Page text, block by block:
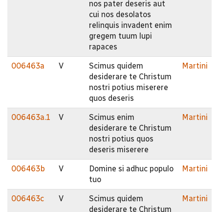
nos pater deseris aut
cui nos desolatos
relinquis invadent enim
gregem tuum lupi
rapaces
006463a V
Scimus quidem
desiderare te Christum
nostri potius miserere
quos deseris
Martini
006463a.1 V
Scimus enim
desiderare te Christum
nostri potius quos
deseris miserere
Martini
006463b V
Domine si adhuc populo
tuo
Martini
006463c V
Scimus quidem
desiderare te Christum
Martini